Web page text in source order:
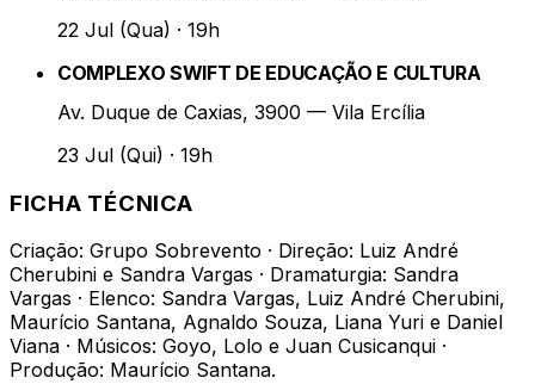
22 Jul (Qua) · 19h
COMPLEXO SWIFT DE EDUCAÇÃO E CULTURA
Av. Duque de Caxias, 3900 — Vila Ercília
23 Jul (Qui) · 19h
FICHA TÉCNICA
Criação: Grupo Sobrevento · Direção: Luiz André
Cherubini e Sandra Vargas · Dramaturgia: Sandra
Vargas · Elenco: Sandra Vargas, Luiz André Cherubini,
Maurício Santana, Agnaldo Souza, Liana Yuri e Daniel
Viana · Músicos: Goyo, Lolo e Juan Cusicanqui ·
Produção: Maurício Santana.